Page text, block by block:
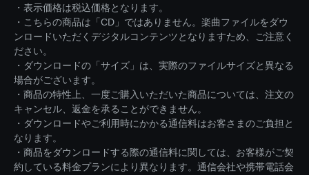
・表示価格は税込価格となります。
・こちらの商品は「CD」ではありません。楽曲ファイルをダウ
ンロードいただくデジタルコンテンツとなりますため、ご注意く
ださい。
・ダウンロードの「サイズ」は、実際のファイルサイズと異なる
場合がございます。
・商品の特性上、一度ご購入いただいた商品については、注文の
キャンセル、返金を承ることができません。
・ダウンロードやご利用時にかかる通信料はお客さまのご負担と
なります。
・商品をダウンロードする際の通信料に関しては、お客様がご契
約している料金プランにより異なります。通信会社や携帯電話会